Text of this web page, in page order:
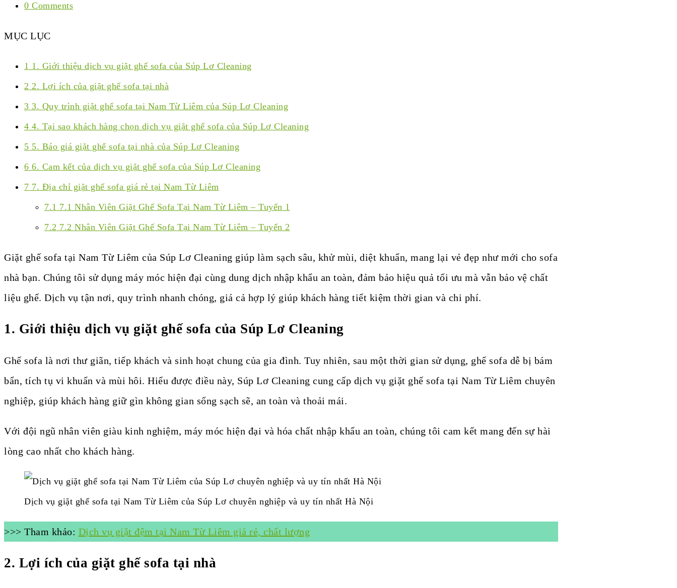
0 Comments
MỤC LỤC
1 1. Giới thiệu dịch vụ giặt ghế sofa của Súp Lơ Cleaning
2 2. Lợi ích của giặt ghế sofa tại nhà
3 3. Quy trình giặt ghế sofa tại Nam Từ Liêm của Súp Lơ Cleaning
4 4. Tại sao khách hàng chọn dịch vụ giặt ghế sofa của Súp Lơ Cleaning
5 5. Báo giá giặt ghế sofa tại nhà của Súp Lơ Cleaning
6 6. Cam kết của dịch vụ giặt ghế sofa của Súp Lơ Cleaning
7 7. Địa chỉ giặt ghế sofa giá rẻ tại Nam Từ Liêm
7.1 7.1 Nhân Viên Giặt Ghế Sofa Tại Nam Từ Liêm – Tuyến 1
7.2 7.2 Nhân Viên Giặt Ghế Sofa Tại Nam Từ Liêm – Tuyến 2
Giặt ghế sofa tại Nam Từ Liêm của Súp Lơ Cleaning giúp làm sạch sâu, khử mùi, diệt khuẩn, mang lại vẻ đẹp như mới cho sofa
nhà bạn. Chúng tôi sử dụng máy móc hiện đại cùng dung dịch nhập khẩu an toàn, đảm bảo hiệu quả tối ưu mà vẫn bảo vệ chất
liệu ghế. Dịch vụ tận nơi, quy trình nhanh chóng, giá cả hợp lý giúp khách hàng tiết kiệm thời gian và chi phí.
1. Giới thiệu dịch vụ giặt ghế sofa của Súp Lơ Cleaning
Ghế sofa là nơi thư giãn, tiếp khách và sinh hoạt chung của gia đình. Tuy nhiên, sau một thời gian sử dụng, ghế sofa dễ bị bám
bẩn, tích tụ vi khuẩn và mùi hôi. Hiểu được điều này, Súp Lơ Cleaning cung cấp dịch vụ giặt ghế sofa tại Nam Từ Liêm chuyên
nghiệp, giúp khách hàng giữ gìn không gian sống sạch sẽ, an toàn và thoải mái.
Với đội ngũ nhân viên giàu kinh nghiệm, máy móc hiện đại và hóa chất nhập khẩu an toàn, chúng tôi cam kết mang đến sự hài
lòng cao nhất cho khách hàng.
Dịch vụ giặt ghế sofa tại Nam Từ Liêm của Súp Lơ chuyên nghiệp và uy tín nhất Hà Nội
>>> Tham khảo: Dịch vụ giặt đệm tại Nam Từ Liêm giá rẻ, chất lượng
2. Lợi ích của giặt ghế sofa tại nhà